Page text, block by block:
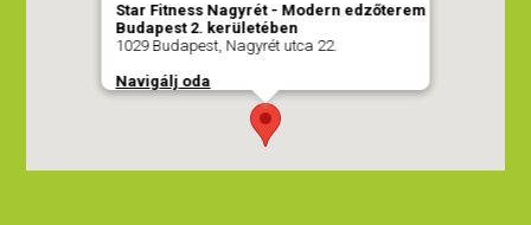
Star Fitness Nagyrét - Modern edzőterem
Budapest 2. kerületében
1029 Budapest, Nagyrét utca 22.
Navigálj oda